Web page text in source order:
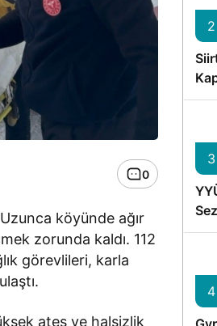
0
köyünde ağır
zorunda kaldı. 112
görevlileri, karla
ateş ve halsizlik
2
3
4